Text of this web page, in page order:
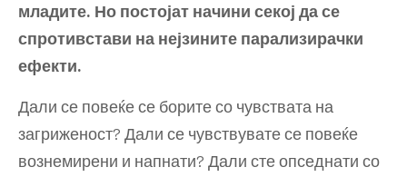
младите. Но постојат начини секој да се
спротивстави на нејзините парализирачки
ефекти.
Дали се повеќе се борите со чувствата на
загриженост? Дали се чувствувате се повеќе
вознемирени и напнати? Дали сте опседнати со